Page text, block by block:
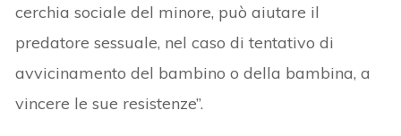
cerchia sociale del minore, può aiutare il
predatore sessuale, nel caso di tentativo di
avvicinamento del bambino o della bambina, a
vincere le sue resistenze”.